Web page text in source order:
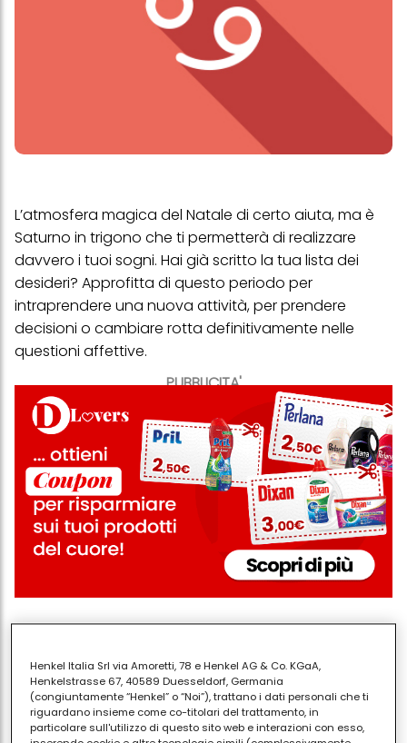
PUBBLICITA'
L’atmosfera magica del Natale di certo aiuta, ma è
Saturno in trigono che ti permetterà di realizzare
davvero i tuoi sogni. Hai già scritto la tua lista dei
desideri? Approfitta di questo periodo per
intraprendere una nuova attività, per prendere
decisioni o cambiare rotta definitivamente nelle
questioni affettive.
Condividi
Henkel Italia Srl via Amoretti, 78 e Henkel AG & Co. KGaA,
Henkelstrasse 67, 40589 Duesseldorf, Germania
(congiuntamente “Henkel” o “Noi”), trattano i dati personali che ti
riguardano insieme come co-titolari del trattamento, in
particolare sull'utilizzo di questo sito web e interazioni con esso,